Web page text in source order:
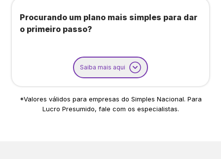
Procurando um plano mais simples para dar
o primeiro passo?
Saiba mais aqui
*Valores válidos para empresas do Simples Nacional. Para
Lucro Presumido, fale com os especialistas.